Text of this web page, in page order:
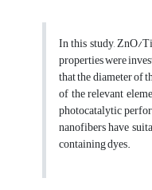
In this study, ZnO/
properties were
that the diameter of
of the relevant
photocatalytic
nanofibers have
containing dyes.